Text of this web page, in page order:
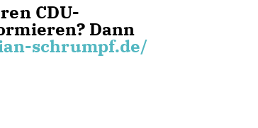
CDU-
Dann
schrumpf.de/